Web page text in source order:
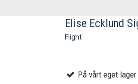
Elise Ecklund
Flight
På vårt eget